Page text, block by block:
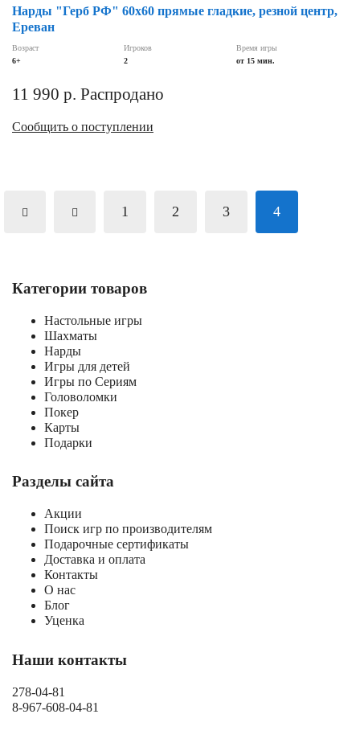
Нарды "Герб РФ" 60х60 прямые гладкие, резной центр,
Ереван
Возраст
6+
Игроков
2
Время игры
от 15 мин.
11 990 р. Распродано
Сообщить о поступлении
1 2 3 4
Категории товаров
Настольные игры
Шахматы
Нарды
Игры для детей
Игры по Сериям
Головоломки
Покер
Карты
Подарки
Разделы сайта
Акции
Поиск игр по производителям
Подарочные сертификаты
Доставка и оплата
Контакты
О нас
Блог
Уценка
Наши контакты
278-04-81
8-967-608-04-81